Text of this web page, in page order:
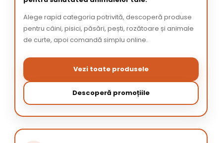
Alege rapid categoria potrivită, descoperă produse
pentru câini, pisici, păsări, pești, rozătoare și animale
de curte, apoi comandă simplu online.
Vezi toate produsele
Descoperă promoțiile